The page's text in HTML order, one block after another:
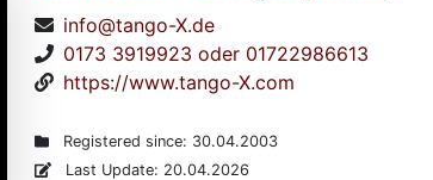
info@tango-X.de
0173 3919923 oder 01722986613
https://www.tango-X.com
Registered since: 30.04.2003
Last Update: 20.04.2026